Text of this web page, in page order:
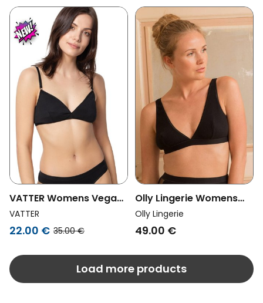
VATTER Womens Vegan
Bralette Frida Black
VATTER
22.00 € 35.00 €
Olly Lingerie Womens
Vegan Bralette Onyx
Black
Olly Lingerie
49.00 €
Load more products